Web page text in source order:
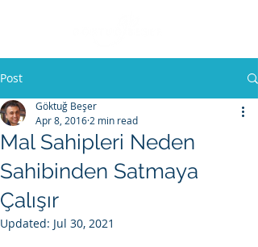
Post
Mal Sahipleri Neden
Sahibinden Satmaya
Çalışır
Göktuğ Beşer
Apr 8, 2016 2 min read
Updated: Jul 30, 2021